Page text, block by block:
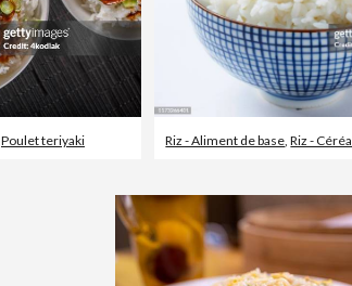
Poulet teriyaki Riz - Aliment de base,Riz -